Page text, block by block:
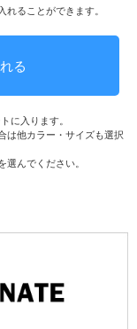
ることができます。
る
に入ります。
は他カラー・サイズも選択
選んでください。